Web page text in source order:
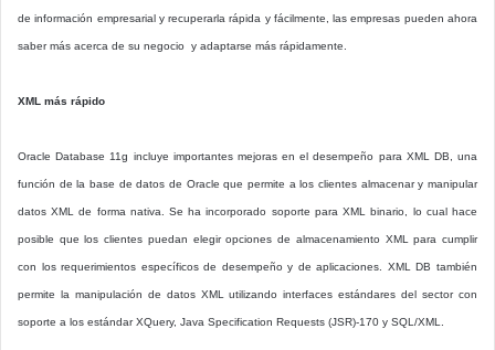
de información empresarial y recuperarla rápida y fácilmente, las empresas pueden ahora
saber más acerca de su negocio y adaptarse más rápidamente.
XML más rápido
Oracle Database 11g incluye importantes mejoras en el desempeño para XML DB, una
función de la base de datos de Oracle que permite a los clientes almacenar y manipular
datos XML de forma nativa. Se ha incorporado soporte para XML binario, lo cual hace
posible que los clientes puedan elegir opciones de almacenamiento XML para cumplir
con los requerimientos específicos de desempeño y de aplicaciones. XML DB también
permite la manipulación de datos XML utilizando interfaces estándares del sector con
soporte a los estándar XQuery, Java Specification Requests (JSR)-170 y SQL/XML.